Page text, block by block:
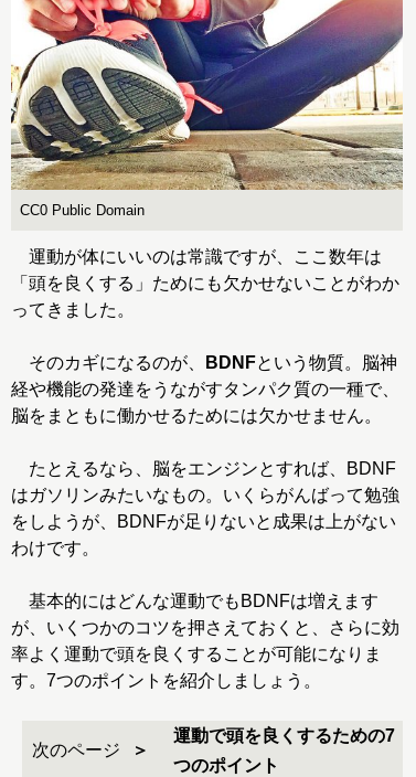
CC0 Public Domain
運動が体にいいのは常識ですが、ここ数年は
「頭を良くする」ためにも欠かせないことがわか
ってきました。
そのカギになるのが、 BDNFという物質。脳神
経や機能の発達をうながすタンパク質の一種で、
脳をまともに働かせるためには欠かせません。
たとえるなら、脳をエンジンとすれば、BDNF
はガソリンみたいなもの。いくらがんばって勉強
をしようが、BDNFが足りないと成果は上がない
わけです。
基本的にはどんな運動でもBDNFは増えます
が、いくつかのコツを押さえておくと、さらに効
率よく運動で頭を良くすることが可能になりま
す。7つのポイントを紹介しましょう。
次のページ
運動で頭を良くするための7
つのポイント